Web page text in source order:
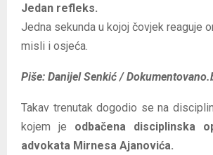
Jedan refleks.
Jedna sekunda u kojoj čovjek reaguje
misli i osjeća.
Piše: Danijel Senkić /
Takav trenutak dogodio se na
kojem je odbačena disciplinska
advokata Mirnesa Ajanovića.